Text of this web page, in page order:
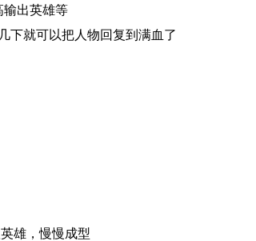
输出英雄等
下就可以把人物回复到满血了
雄，慢慢成型